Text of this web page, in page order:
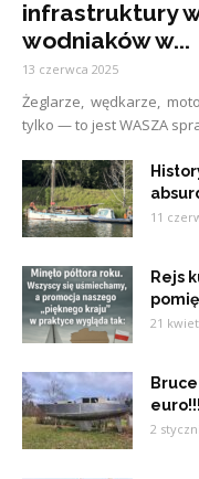
infrastruktury
wodniaków w...
13 czerwca 2025
Żeglarze, wędkarze,
tylko — to jest WASZA
11
Rejs
21
euro!!!
2